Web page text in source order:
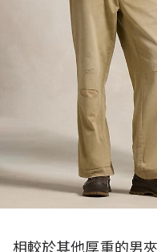
相較於其他厚重的男